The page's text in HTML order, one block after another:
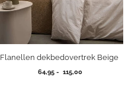
Flanellen dekbedovertrek Beige
64,95 - 115,00Prijsklasse: